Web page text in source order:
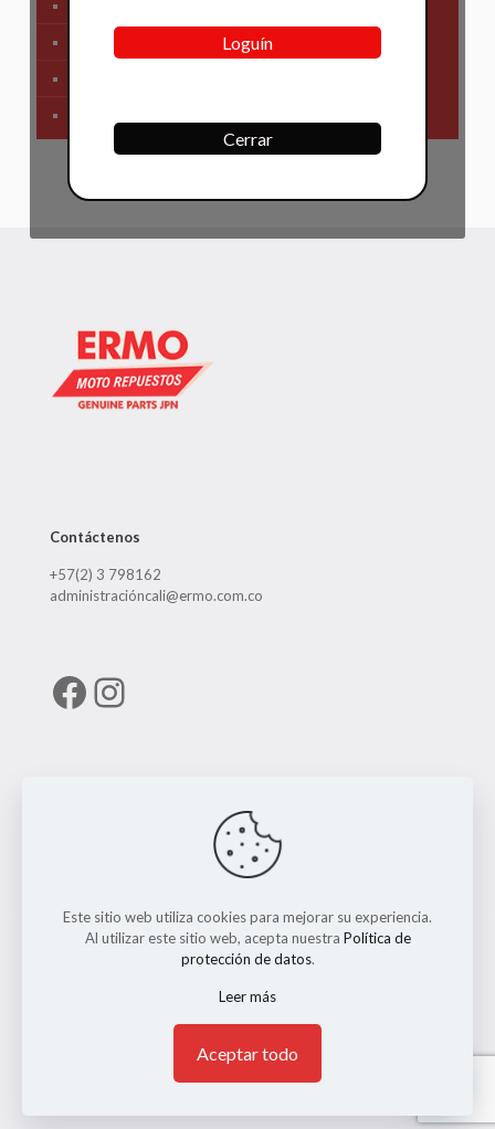
Contáctenos
+57(2) 3 798162
administracióncali@ermo.com.co
Facebook
Instagram
© 2026 ERMO MOTO REPUESTOS. Todos los Derechos
Reservados. || Implementado porAndrés Escobar
Loguín
Cerrar
Este sitio web utiliza cookies para mejorar su experiencia.
Al utilizar este sitio web, acepta nuestra Política de
protección de datos.
Leer más
Aceptar todo